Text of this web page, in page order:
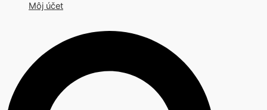
Môj účet